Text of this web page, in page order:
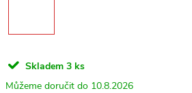
Skladem 3 ks
10.8.2026